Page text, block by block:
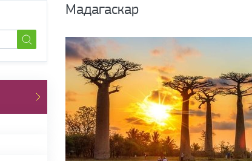
Мадагаскар